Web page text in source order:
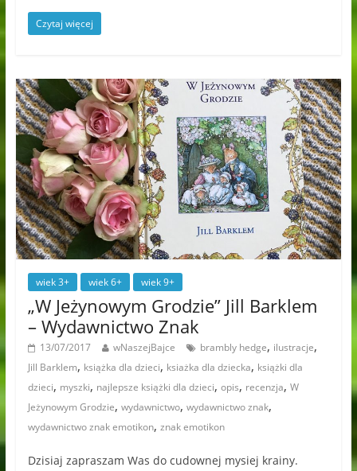
Czytaj więcej
wiek 3+ wiek 6+ wiek 9+
„W Jeżynowym Grodzie” Jill Barklem
– Wydawnictwo Znak
13/07/2017 wNaszejBajce brambly hedge, ilustracje,
Jill Barklem, książka dla dzieci, ksiażka dla dziecka, książki dla
dzieci, myszki, najlepsze książki dla dzieci, opis, recenzja, W
Jeżynowym Grodzie, wydawnictwo, wydawnictwo znak,
wydawnictwo znak emotikon, znak emotikon
Dzisiaj zapraszam Was do cudownej mysiej krainy.